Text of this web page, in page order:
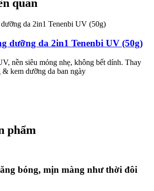
quan
dưỡng da 2in1 Tenenbi UV (50g)
nền siêu mỏng nhẹ, không bết dính. Thay
& kem dưỡng da ban ngày
phẩm
bóng, mịn màng như thời đôi